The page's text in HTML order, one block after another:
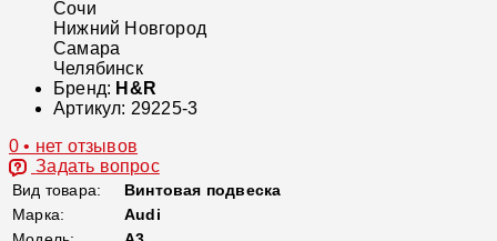
Сочи
Нижний Новгород
Самара
Челябинск
Бренд: H&R
Артикул: 29225-3
0 • нет отзывов
Задать вопрос
Вид товара:
Винтовая подвеска
Марка:
Audi